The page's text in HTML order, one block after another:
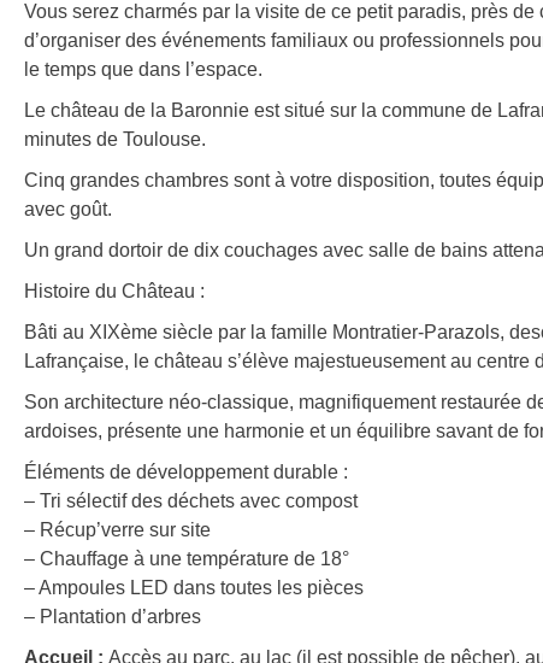
Vous serez charmés par la visite de ce petit paradis, près
d’organiser des événements familiaux ou professionnels
le temps que dans l’espace.
Le château de la Baronnie est situé sur la commune de
minutes de Toulouse.
Cinq grandes chambres sont à votre disposition, toutes
avec goût.
Un grand dortoir de dix couchages avec salle de bains
Histoire du Château :
Bâti au XIXème siècle par la famille Montratier-Parazols,
Lafrançaise, le château s’élève majestueusement au
Son architecture néo-classique, magnifiquement restaurée
ardoises, présente une harmonie et un équilibre savant de
Éléments de développement durable :
– Tri sélectif des déchets avec compost
– Récup’verre sur site
– Chauffage à une température de 18°
– Ampoules LED dans toutes les pièces
– Plantation d’arbres
Accueil : Accès au parc, au lac (il est possible de pêcher),